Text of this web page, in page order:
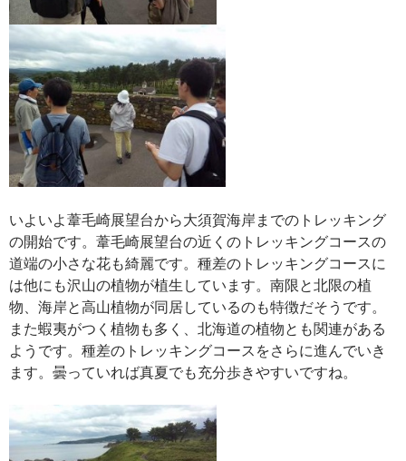
いよいよ葦毛崎展望台から大須賀海岸までのトレッキング
の開始です。葦毛崎展望台の近くのトレッキングコースの
道端の小さな花も綺麗です。種差のトレッキングコースに
は他にも沢山の植物が植生しています。南限と北限の植
物、海岸と高山植物が同居しているのも特徴だそうです。
また蝦夷がつく植物も多く、北海道の植物とも関連がある
ようです。種差のトレッキングコースをさらに進んでいき
ます。曇っていれば真夏でも充分歩きやすいですね。